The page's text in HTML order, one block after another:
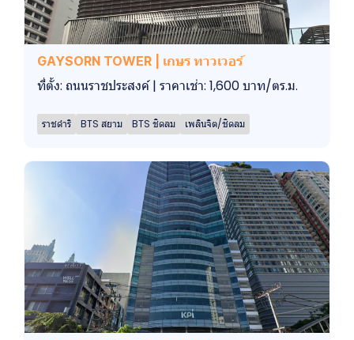
GAYSORN TOWER | เกษร ทาวเวอร์
ที่ตั้ง: ถนนราชประสงค์ | ราคาเช่า: 1,600 บาท/ตร.ม.
ราชดำริ BTS สยาม BTS ชิดลม เพลินจิต/ชิดลม